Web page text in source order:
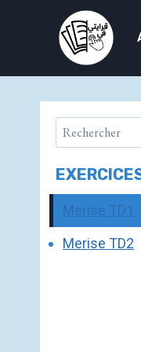
Merise TD1
Merise TD2